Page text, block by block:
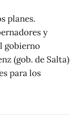
planes.
y
gobierno
(gob. de Salta)
para los